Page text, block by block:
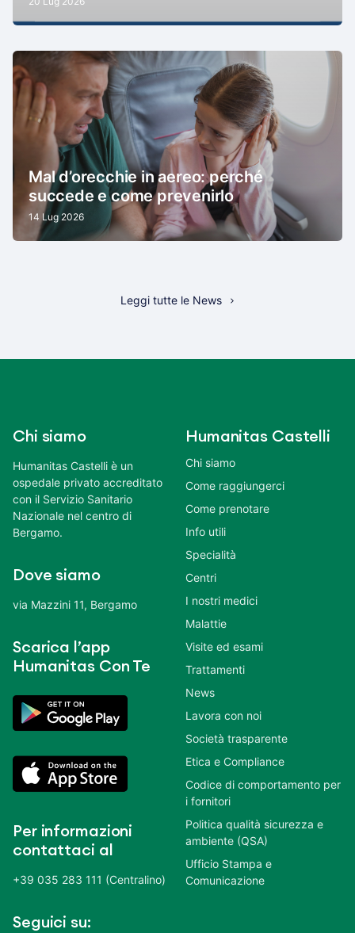
Mal d’orecchie in aereo: perché
succede e come prevenirlo
14 Lug 2026
Leggi tutte le News
Chi siamo
Humanitas Castelli è un
ospedale privato accreditato
con il Servizio Sanitario
Nazionale nel centro di
Bergamo.
Dove siamo
via Mazzini 11, Bergamo
Scarica l’app
Humanitas Con Te
Per informazioni
contattaci al
+39 035 283 111 (Centralino)
Seguici su:
Humanitas Castelli
Chi siamo
Come raggiungerci
Come prenotare
Info utili
Specialità
Centri
I nostri medici
Malattie
Visite ed esami
Trattamenti
News
Lavora con noi
Società trasparente
Etica e Compliance
Codice di comportamento per
i fornitori
Politica qualità sicurezza e
ambiente (QSA)
Ufficio Stampa e
Comunicazione